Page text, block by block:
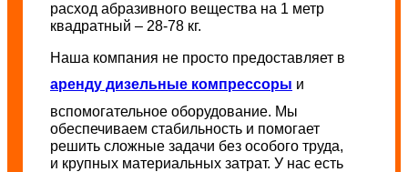
расход абразивного вещества на 1 метр
квадратный – 28-78 кг.
Наша компания не просто предоставляет в
аренду дизельные компрессоры и
вспомогательное оборудование. Мы
обеспечиваем стабильность и помогает
решить сложные задачи без особого труда,
и крупных материальных затрат. У нас есть